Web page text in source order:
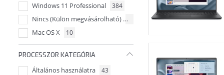
Windows 11 Professional 384
Nincs (Külön megvásárolható)
Mac OS X 10
PROCESSZOR KATEGÓRIA
Általános használatra 43